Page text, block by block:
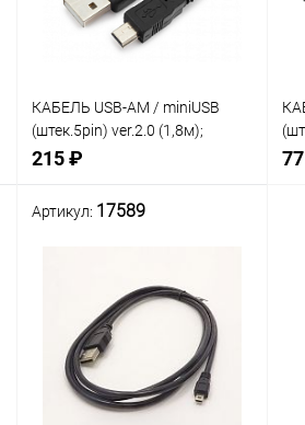
КАБЕЛЬ USB-AM / miniUSB
(штек.5pin) ver.2.0 (1,8м);
контакты: Никель; цвет:
215 ₽
Артикул: 17589